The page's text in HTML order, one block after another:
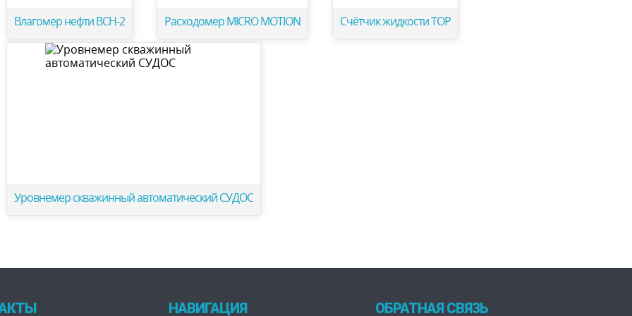
Влагомер нефти ВСН-2 Расходомер MICRO MOTION Счётчик жидкости ТОР
Уровнемер скважинный автоматический СУДОС
НАВИГАЦИЯ ОБРАТНАЯ СВЯЗЬ